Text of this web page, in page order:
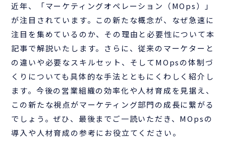
近年、「マーケティングオペレーション（MOps）」
が注目されています。この新たな概念が、なぜ急速に
注目を集めているのか、その理由と必要性について本
記事で解説いたします。さらに、従来のマーケターと
の違いや必要なスキルセット、そしてMOpsの体制づ
くりについても具体的な手法とともにくわしく紹介し
ます。今後の営業組織の効率化や人材育成を見据え、
この新たな視点がマーケティング部門の成長に繋がる
でしょう。ぜひ、最後までご一読いただき、MOpsの
導入や人材育成の参考にお役立てください。